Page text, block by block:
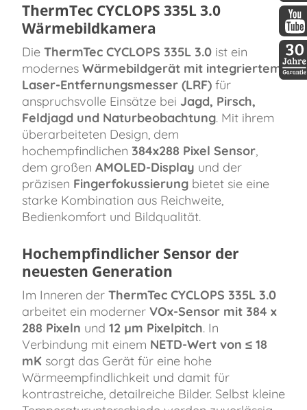
ThermTec CYCLOPS 335L 3.0
Wärmebildkamera
Die ThermTec CYCLOPS 335L 3.0 ist ein
modernes Wärmebildgerät mit integriertem
Laser-Entfernungsmesser (LRF) für
anspruchsvolle Einsätze bei Jagd, Pirsch,
Feldjagd und Naturbeobachtung. Mit ihrem
überarbeiteten Design, dem
hochempfindlichen 384x288 Pixel Sensor,
dem großen AMOLED-Display und der
präzisen Fingerfokussierung bietet sie eine
starke Kombination aus Reichweite,
Bedienkomfort und Bildqualität.
Hochempfindlicher Sensor der
neuesten Generation
Im Inneren der ThermTec CYCLOPS 335L 3.0
arbeitet ein moderner VOx-Sensor mit 384 x
288 Pixeln und 12 µm Pixelpitch. In
Verbindung mit einem NETD-Wert von ≤ 18
mK sorgt das Gerät für eine hohe
Wärmeempfindlichkeit und damit für
kontrastreiche, detailreiche Bilder. Selbst kleine